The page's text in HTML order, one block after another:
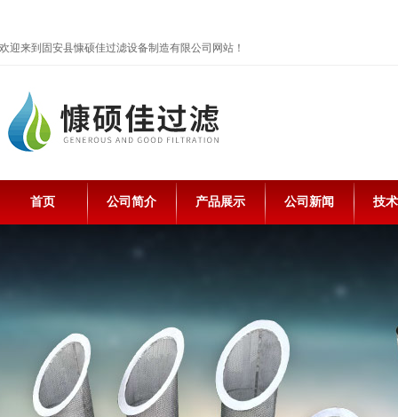
欢迎来到固安县慷硕佳过滤设备制造有限公司网站！
首页 公司简介 产品展示 公司新闻 技